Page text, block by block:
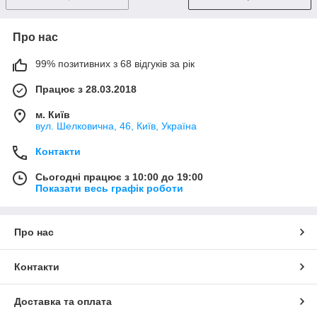
Про нас
99% позитивних з 68 відгуків за рік
Працює з 28.03.2018
м. Київ
вул. Шелковична, 46, Київ, Україна
Контакти
Сьогодні працює з 10:00 до 19:00
Показати весь графік роботи
Про нас
Контакти
Доставка та оплата